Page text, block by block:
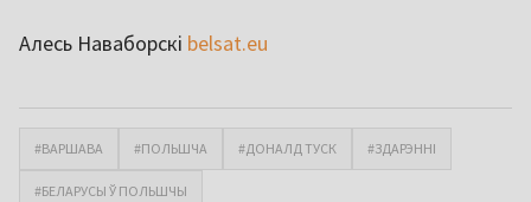
Алесь Наваборскі belsat.eu
#ВАРШАВА #ПОЛЬШЧА #ДОНАЛД ТУСК #ЗДАРЭННІ
#БЕЛАРУСЫ Ў ПОЛЬШЧЫ